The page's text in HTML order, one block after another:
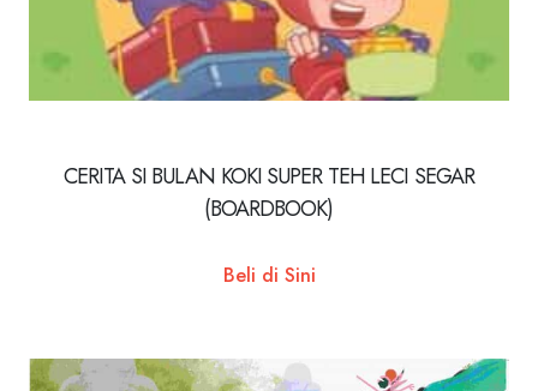
CERITA SI BULAN KOKI SUPER TEH LECI SEGAR
(BOARDBOOK)
Beli di Sini